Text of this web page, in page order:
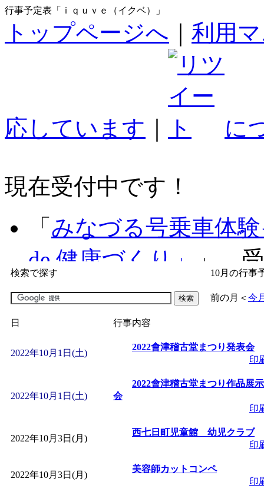
行事予定表「ｉｑｕｖｅ（イクベ）」
トップページへ 利用
応しています に
現在受付中です！
「 みなづる号乗車体
de 健康づくり」
」 受
「子育て交流広場「
間：2026/07/09～
「皆鶴姫のこびる塾
～」 受付期間：～
子育て講座「ばん
2026/07/10～2026/08/
「子育て交流広場「
検索で探す 10月の行事
前の月 ＜ 今
日 行事内容
2022年10月1日(土)
2022會津稽古堂まつり発表会
印
2022年10月1日(土)
2022會津稽古堂まつり作品展示
会
印
2022年10月3日(月)
西七日町児童館 幼児クラブ
印
2022年10月3日(月)
美容師カットコンペ
印